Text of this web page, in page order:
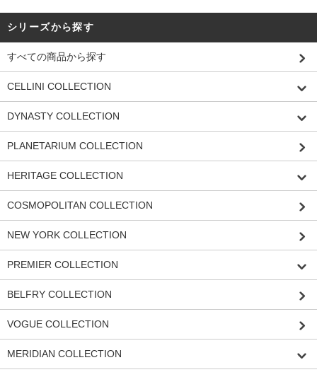
シリーズから探す
すべての商品から探す
CELLINI COLLECTION
DYNASTY COLLECTION
PLANETARIUM COLLECTION
HERITAGE COLLECTION
COSMOPOLITAN COLLECTION
NEW YORK COLLECTION
PREMIER COLLECTION
BELFRY COLLECTION
VOGUE COLLECTION
MERIDIAN COLLECTION